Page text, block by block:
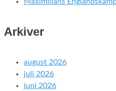
Arkiver
august 2026
juli 2026
juni 2026